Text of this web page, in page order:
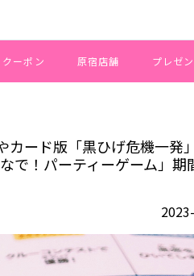
クーポン 原宿店舗 プレゼ
ーム」やカード版「黒ひげ危機一発
カード版「黒ひげ危機一発
で！パーティーゲーム」期